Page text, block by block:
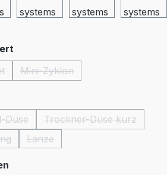
Option ist zurzeit nicht verfügbar.)
Mini-Zyklon
(Diese Option ist zurzeit nicht
Düse
Option ist zurzeit nicht verfügbar.)
Trockner-Düse kurz
(Diese Option ist
ist zurzeit nicht verfügbar.)
Lanze
(Diese Option ist zurzeit nicht